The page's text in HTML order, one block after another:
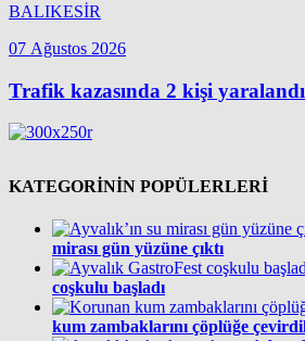
BALIKESİR
07 Ağustos 2026
Trafik kazasında 2 kişi yaralandı
KATEGORİNİN POPÜLERLERİ
mirası gün yüzüne çıktı
coşkulu başladı
kum zambaklarını çöplüğe